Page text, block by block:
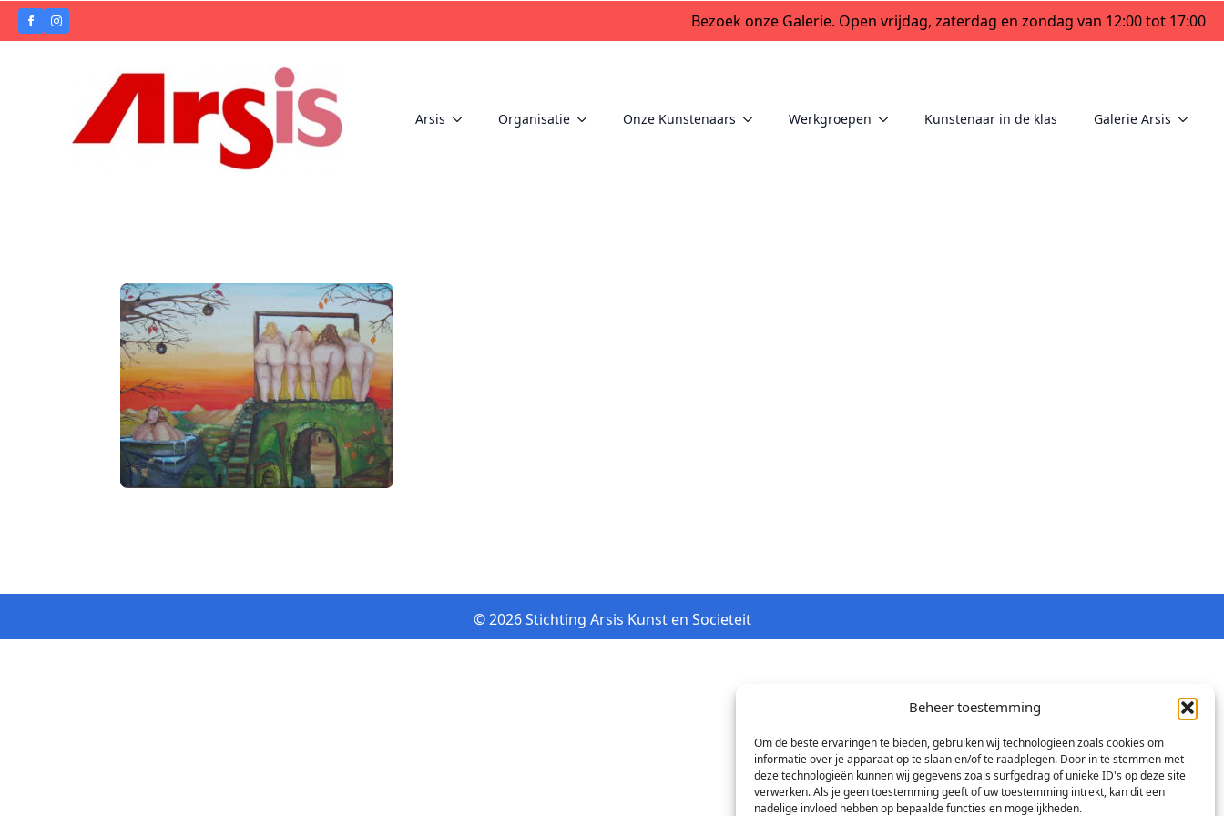
Beheer toestemming
Om de beste ervaringen te bieden, gebruiken wij technologieën zoals cookies om
informatie over je apparaat op te slaan en/of te raadplegen. Door in te stemmen met
deze technologieën kunnen wij gegevens zoals surfgedrag of unieke ID's op deze site
verwerken. Als je geen toestemming geeft of uw toestemming intrekt, kan dit een
nadelige invloed hebben op bepaalde functies en mogelijkheden.
Bezoek onze Galerie. Open vrijdag, zaterdag en zondag van 12:00 tot 17:00
Arsis Organisatie Onze Kunstenaars Werkgroepen Kunstenaar in de klas Galerie Arsis
© 2026 Stichting Arsis Kunst en Societeit